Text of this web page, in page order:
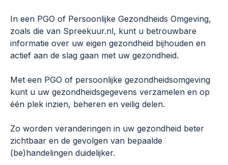
In een PGO of Persoonlijke Gezondheids Omgeving,
zoals die van Spreekuur.nl, kunt u betrouwbare
informatie over uw eigen gezondheid bijhouden en
actief aan de slag gaan met uw gezondheid.
Met een PGO of persoonlijke gezondheidsomgeving
kunt u uw gezondheidsgegevens verzamelen en op
één plek inzien, beheren en veilig delen.
Zo worden veranderingen in uw gezondheid beter
zichtbaar en de gevolgen van bepaalde
(be)handelingen duidelijker.